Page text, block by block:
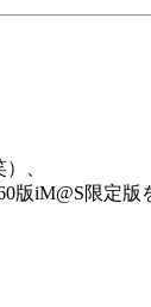
、
iM@S限定版